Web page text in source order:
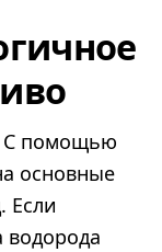
С помощью
основные
Если
водорода